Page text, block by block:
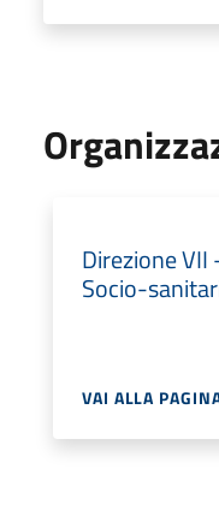
Direzione VII
Socio-
VAI ALLA